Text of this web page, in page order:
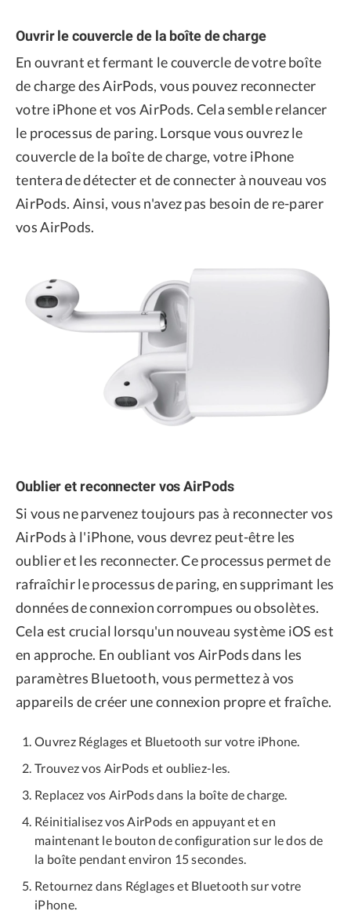
Ouvrir le couvercle de la boîte de charge
En ouvrant et fermant le couvercle de votre boîte
de charge des AirPods, vous pouvez reconnecter
votre iPhone et vos AirPods. Cela semble relancer
le processus de paring. Lorsque vous ouvrez le
couvercle de la boîte de charge, votre iPhone
tentera de détecter et de connecter à nouveau vos
AirPods. Ainsi, vous n'avez pas besoin de re-parer
vos AirPods.
Oublier et reconnecter vos AirPods
Si vous ne parvenez toujours pas à reconnecter vos
AirPods à l'iPhone, vous devrez peut-être les
oublier et les reconnecter. Ce processus permet de
rafraîchir le processus de paring, en supprimant les
données de connexion corrompues ou obsolètes.
Cela est crucial lorsqu'un nouveau système iOS est
en approche. En oubliant vos AirPods dans les
paramètres Bluetooth, vous permettez à vos
appareils de créer une connexion propre et fraîche.
Ouvrez Réglages et Bluetooth sur votre iPhone.
Trouvez vos AirPods et oubliez-les.
Replacez vos AirPods dans la boîte de charge.
Réinitialisez vos AirPods en appuyant et en
maintenant le bouton de configuration sur le dos de
la boîte pendant environ 15 secondes.
Retournez dans Réglages et Bluetooth sur votre
iPhone.